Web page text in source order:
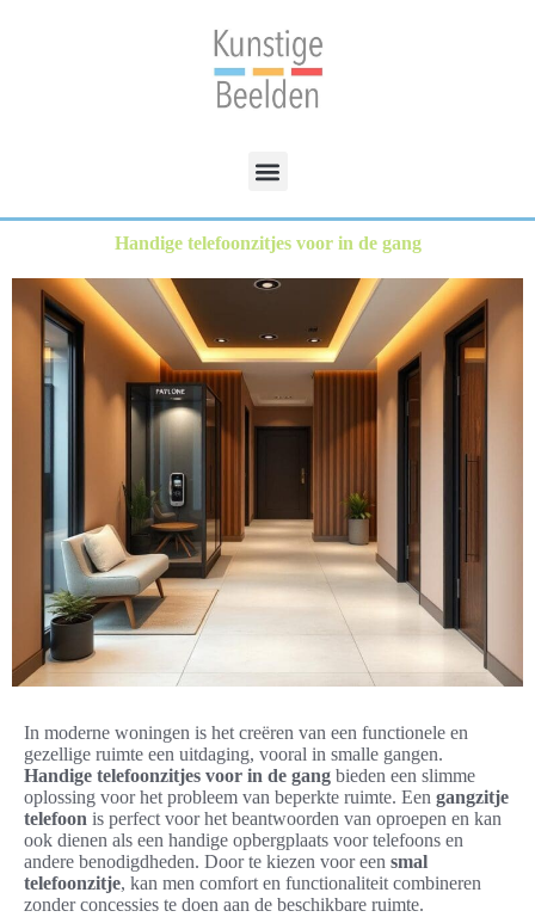
Handige telefoonzitjes voor in de gang
In moderne woningen is het creëren van een functionele en
gezellige ruimte een uitdaging, vooral in smalle gangen.
Handige telefoonzitjes voor in de gang bieden een slimme
oplossing voor het probleem van beperkte ruimte. Een gangzitje
telefoon is perfect voor het beantwoorden van oproepen en kan
ook dienen als een handige opbergplaats voor telefoons en
andere benodigdheden. Door te kiezen voor een smal
telefoonzitje, kan men comfort en functionaliteit combineren
zonder concessies te doen aan de beschikbare ruimte.